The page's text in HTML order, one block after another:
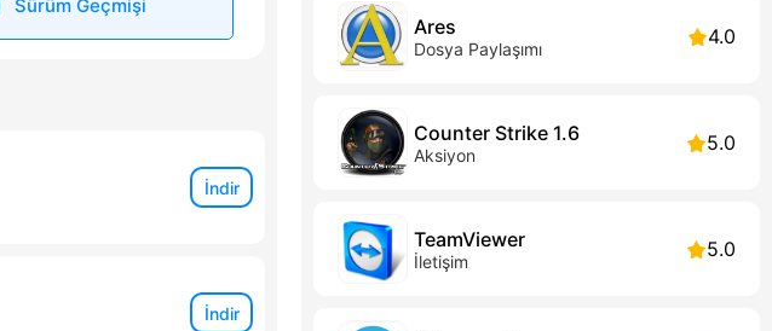
Sürüm Geçmişi
İndir
İndir
Ares
Dosya Paylaşımı 4.0
Counter Strike 1.6
Aksiyon 5.0
TeamViewer
İletişim 5.0